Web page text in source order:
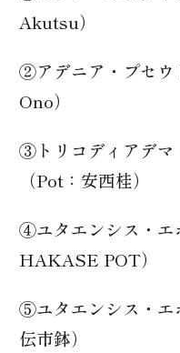
Akutsu）
②アデニア・プセウ
Ono）
③トリコディアデマ
（Pot：安西桂）
④ユタエンシス・エ
HAKASE POT）
⑤ユタエンシス・エ
伝市鉢）